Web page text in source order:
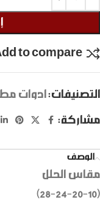
to compare
التصنيفات: ادوات
مشاركة:
الوصف
مقاس الحلل
(١٠-٢٠-٢٤-٢٨)